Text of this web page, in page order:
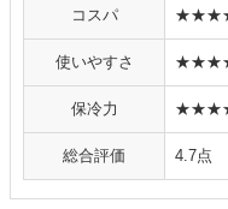
コスパ
使いやすさ
保冷力
総合評価 4.7点